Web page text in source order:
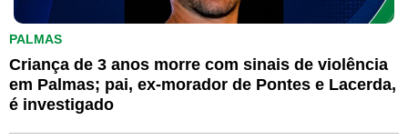
PALMAS
Criança de 3 anos morre com sinais de violência
em Palmas; pai, ex-morador de Pontes e Lacerda,
é investigado